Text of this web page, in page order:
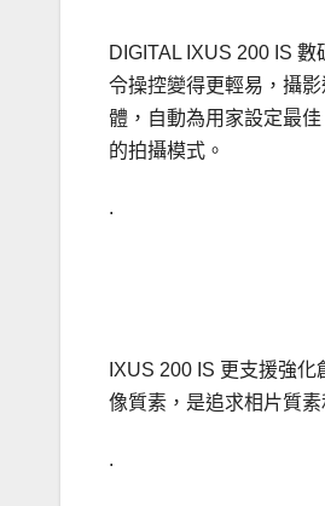
DIGITAL IXUS 200 IS
令操控變得更輕易，攝
體，自動為用家設定最佳
的拍攝模式。
.
IXUS 200 IS 更支援強
像質素，是追求相片質
.